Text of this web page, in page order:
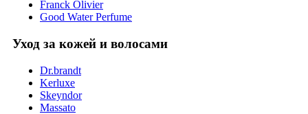
Franck Olivier
Good Water Perfume
Уход за кожей и волосами
Dr.brandt
Kerluxe
Skeyndor
Massato